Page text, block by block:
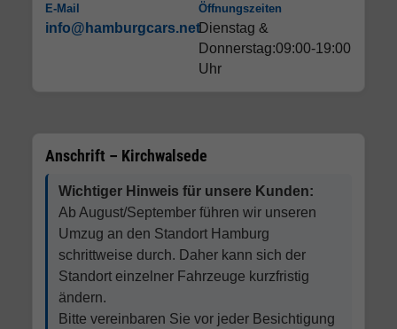
E-Mail
info@hamburgcars.net
Öffnungszeiten
Dienstag &
Donnerstag:09:00-19:00
Uhr
Anschrift – Kirchwalsede
Wichtiger Hinweis für unsere Kunden:
Ab August/September führen wir unseren
Umzug an den Standort Hamburg
schrittweise durch. Daher kann sich der
Standort einzelner Fahrzeuge kurzfristig
ändern.
Bitte vereinbaren Sie vor jeder Besichtigung